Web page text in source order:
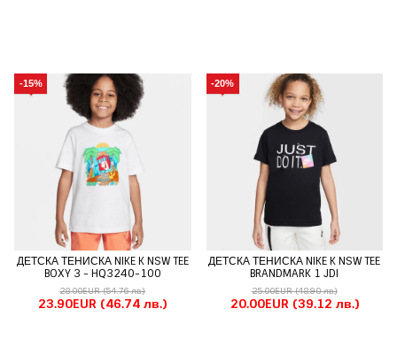
-15%
ДЕТСКА ТЕНИСКА NIKE K NSW TEE
BOXY 3 - HQ3240-100
28.00EUR(54.76 лв.)
23.90EUR (46.74 лв.)
-20%
ДЕТСКА ТЕНИСКА NIKE K NSW TEE
BRANDMARK 1 JDI
25.00EUR(48.90 лв.)
20.00EUR (39.12 лв.)